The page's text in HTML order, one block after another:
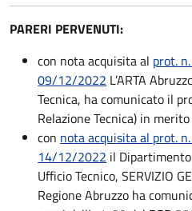
PARERI PERVENUTI:
con nota acquisita al prot.
09/12/2022 L’ARTA
Tecnica, ha comunicato il
Relazione Tecnica) in
con nota acquisita al prot.
14/12/2022 il
Ufficio Tecnico, SERVIZIO
Regione Abruzzo ha